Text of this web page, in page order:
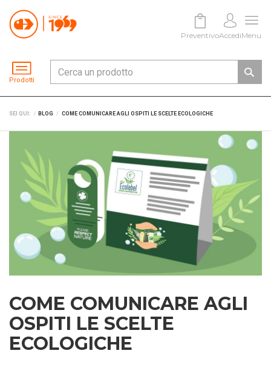
Prodotti
PreventivoAccediMenu
SEI QUI: BLOG COME COMUNICARE AGLI OSPITI LE SCELTE ECOLOGICHE
COME COMUNICARE AGLI
OSPITI LE SCELTE
ECOLOGICHE